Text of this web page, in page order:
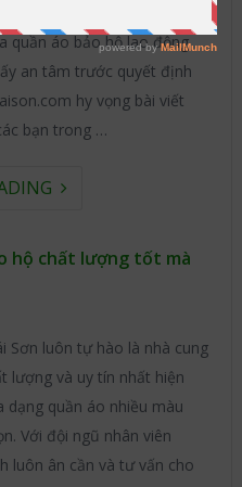
quần áo bảo hộ lao động
an tâm trước quyết định
hy vọng bài viết
bạn trong …
hộ chất lượng tốt mà
Sơn luôn tự hào là nhà cung
lượng và uy tín nhất hiện
dạng quần áo nhiều màu
Với đội ngũ nhân viên
luôn ân cần và tư vấn cho